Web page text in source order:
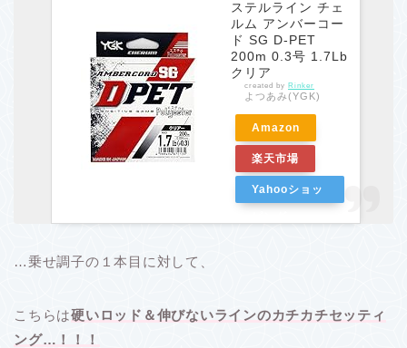
ステルライン チェ
ルム アンバーコー
ド SG D-PET
200m 0.3号 1.7Lb
クリア
created by Rinker
よつあみ(YGK)
Amazon
楽天市場
Yahooショッ
…乗せ調子の１本目に対して、
こちらは硬いロッド＆伸びないラインのカチカチセッティ
ング…！！！